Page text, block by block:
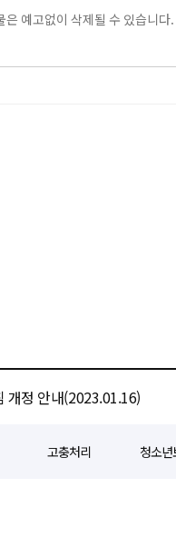
개정 안내(2023.01.16)
고충처리 청소